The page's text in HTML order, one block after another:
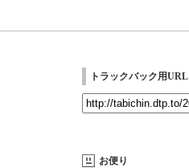
トラックバック用URL
お便り